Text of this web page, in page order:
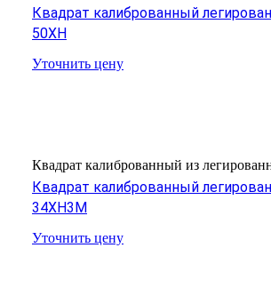
Квадрат калиброванный
50ХН
Уточнить цену
Квадрат калиброванный из
Квадрат калиброванный
34ХН3М
Уточнить цену